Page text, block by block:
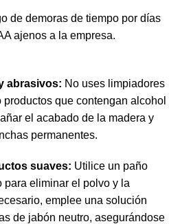
de demoras de tiempo por días
ajenos a la empresa.
abrasivos: No uses limpiadores
que contengan alcohol
el acabado de la madera y
permanentes.
suaves: Utilice un paño
para eliminar el polvo y la
emplee una solución
de jabón neutro, asegurándose